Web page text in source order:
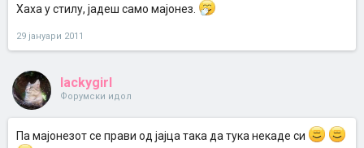
Хаха у стилу, јадеш само мајонез.
29 јануари 2011
lackygirl
Форумски идол
Па мајонезот се прави од јајца така да тука некаде си